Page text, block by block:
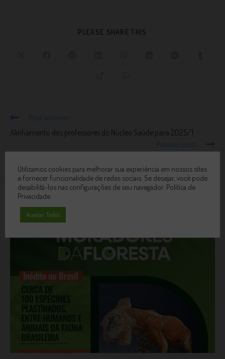
PLEASE SHARE THIS
Post anterior
Alinhamento dos professores do Núcleo Saúde para 2025/1
Próximo post
VOCÊ TAMBÉM PODE GOSTAR
Utilizamos cookies para melhorar sua experiência em nossos sites
e fornecer funcionalidade de redes sociais. Se desejar, você pode
desabilitá-los nas configurações de seu navegador. Política de
Privacidade
Aceitar Todos